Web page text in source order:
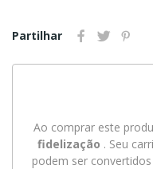
Partilhar
Ao comprar este
fidelização . Seu
podem ser